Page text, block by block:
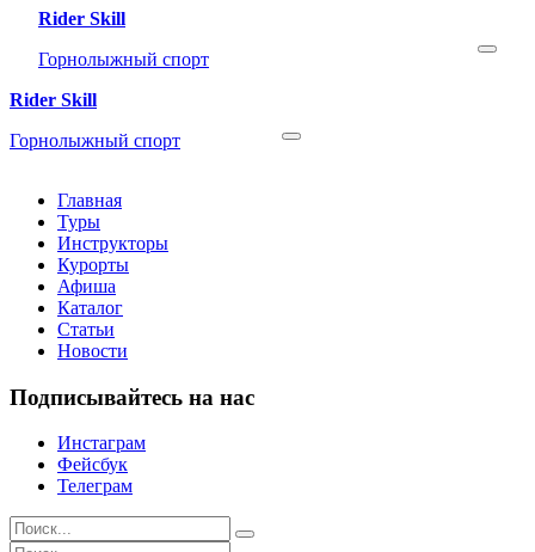
Rider Skill
Горнолыжный спорт
Rider Skill
Горнолыжный спорт
Главная
Туры
Инструкторы
Курорты
Афиша
Каталог
Статьи
Новости
Подписывайтесь на нас
Инстаграм
Фейсбук
Телеграм
Результаты
поиска